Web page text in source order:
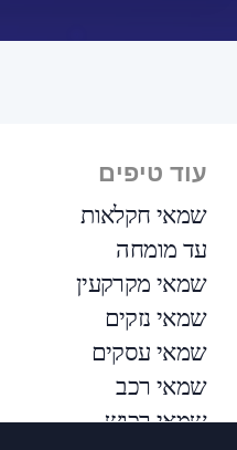
עוד טיפים
שמאי חקלאות
עד מומחה
שמאי מקרקעין
שמאי נזקים
שמאי עסקים
שמאי רכב
שמאי רכוש